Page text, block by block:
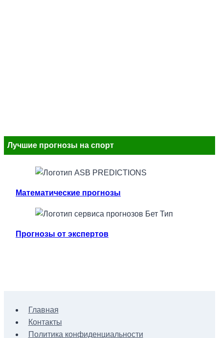
Лучшие прогнозы на спорт
Математические прогнозы
Прогнозы от экспертов
Главная
Контакты
Политика конфиденциальности